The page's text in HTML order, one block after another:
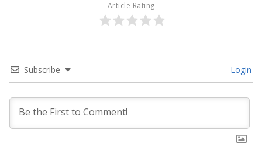
Article Rating
Subscribe Login